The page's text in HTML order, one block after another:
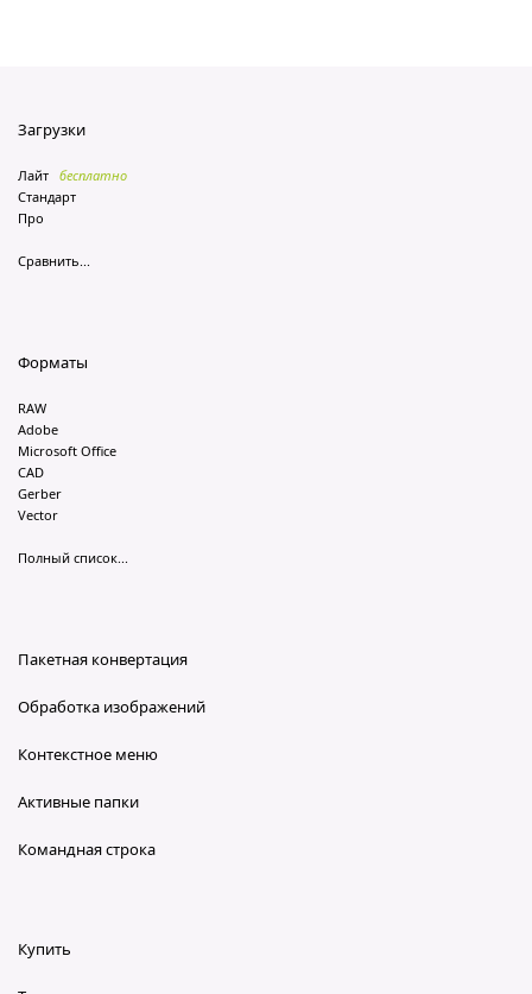
Загрузки
Лайт бесплатно
Стандарт
Про
Сравнить...
Форматы
RAW
Adobe
Microsoft Office
CAD
Gerber
Vector
Полный список...
Пакетная конвертация
Обработка изображений
Контекстное меню
Активные папки
Командная строка
Купить